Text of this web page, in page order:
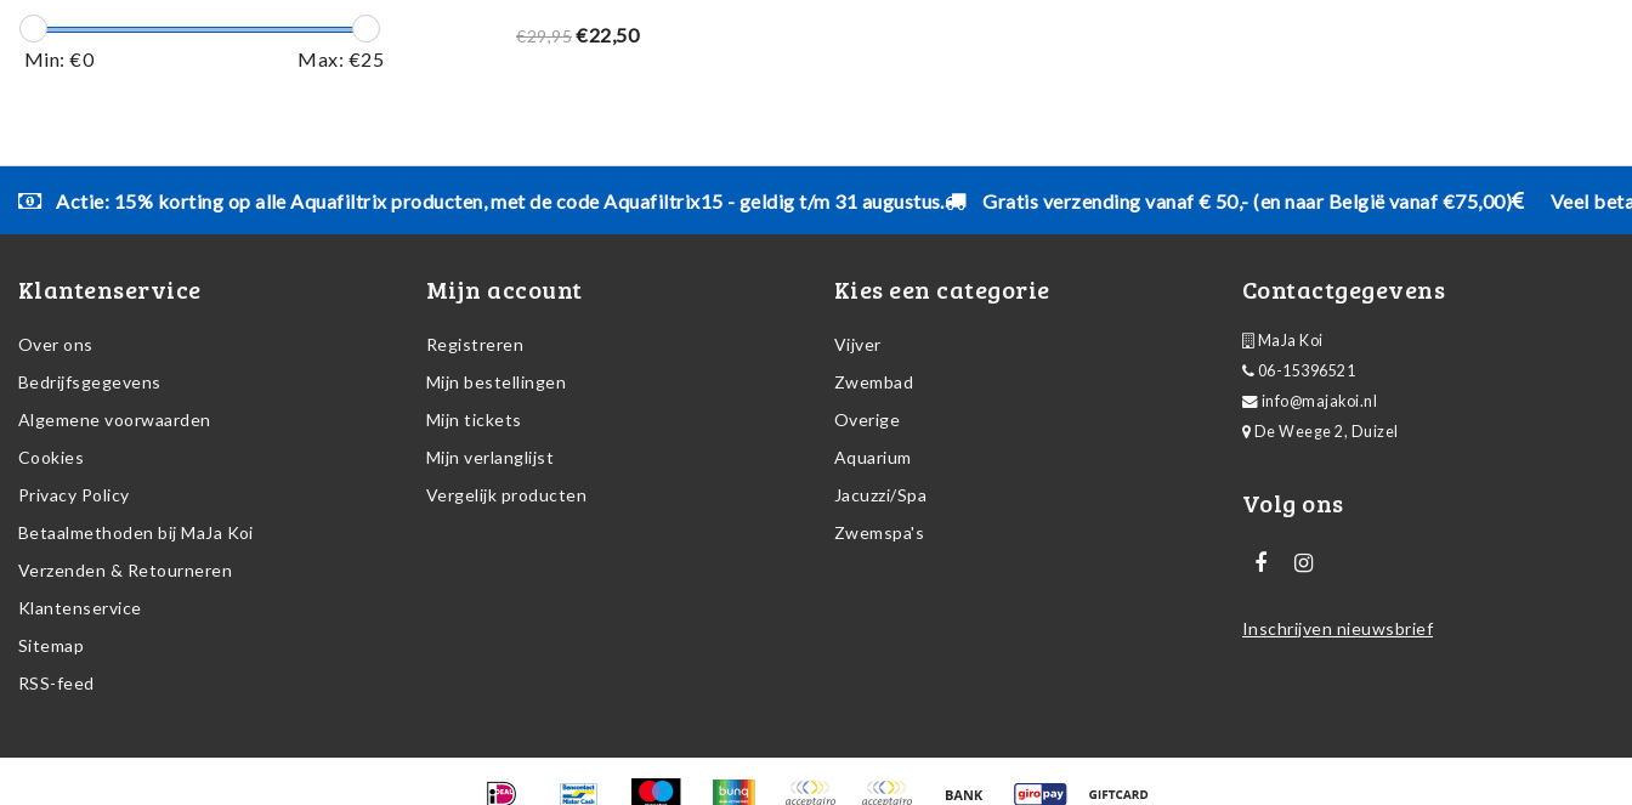
Min: €0 Max: €25
€29,95 €22,50
Actie: 15% korting op alle Aquafiltrix producten, met de code Aquafiltrix15 - geldig t/m 31 augustus. Gratis verzending vanaf € 50,- (en naar België vanaf €75,00) Veel
Klantenservice
Over ons
Bedrijfsgegevens
Algemene voorwaarden
Cookies
Privacy Policy
Betaalmethoden bij MaJa Koi
Verzenden & Retourneren
Klantenservice
Sitemap
RSS-feed
Mijn account
Registreren
Mijn bestellingen
Mijn tickets
Mijn verlanglijst
Vergelijk producten
Kies een categorie
Vijver
Zwembad
Overige
Aquarium
Jacuzzi/Spa
Zwemspa's
Contactgegevens
MaJa Koi
06-15396521
info@majakoi.nl
De Weege 2, Duizel
Volg ons
Inschrijven nieuwsbrief